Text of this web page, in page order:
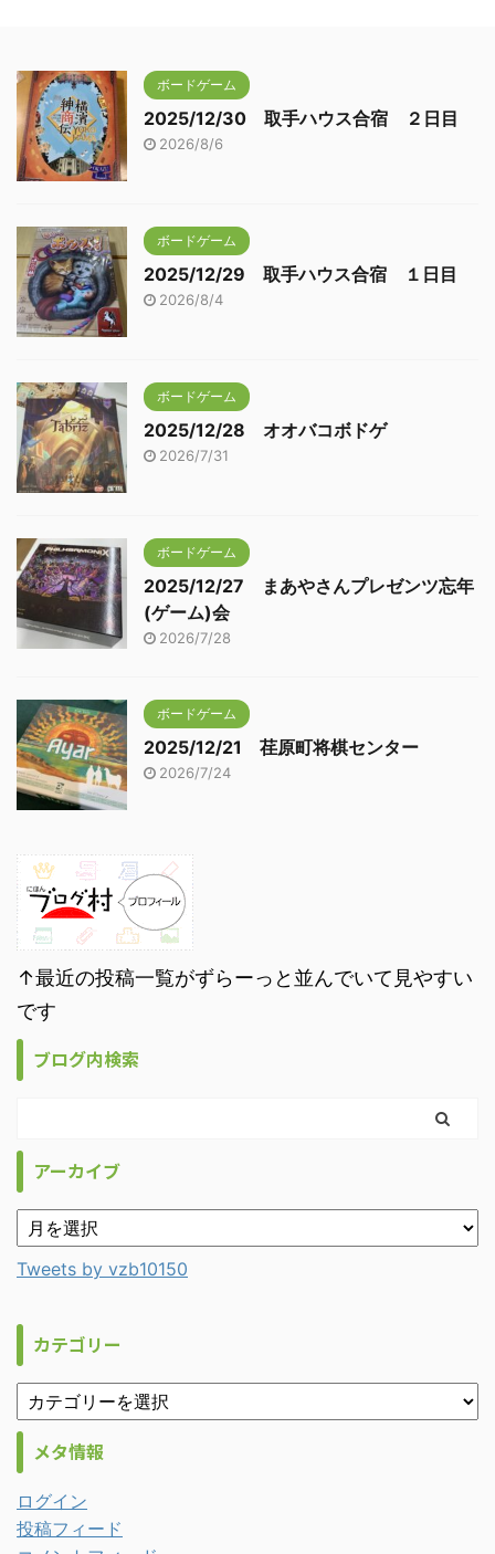
ボードゲーム
2025/12/30 取手ハウス合宿 ２日目
2026/8/6
ボードゲーム
2025/12/29 取手ハウス合宿 １日目
2026/8/4
ボードゲーム
2025/12/28 オオバコボドゲ
2026/7/31
ボードゲーム
2025/12/27 まあやさんプレゼンツ忘年
(ゲーム)会
2026/7/28
ボードゲーム
2025/12/21 荏原町将棋センター
2026/7/24
↑最近の投稿一覧がずらーっと並んでいて見やすい
です
ブログ内検索
アーカイブ
Tweets by vzb10150
カテゴリー
メタ情報
ログイン
投稿フィード